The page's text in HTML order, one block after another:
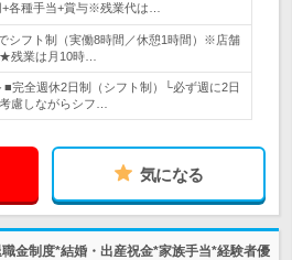
各種手当+賞与※残業代は…
シフト制（実働8時間／休憩1時間）※店舗
残業は月10時…
■完全週休2日制（シフト制）└必ず週に2日
慮しながらシフ…
気になる
金制度*結婚・出産祝金*家族手当*経験者優